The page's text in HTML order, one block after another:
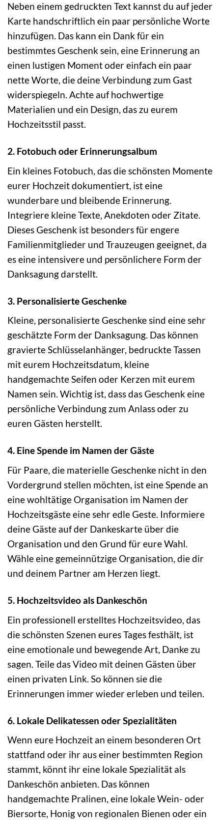
Neben einem gedruckten Text kannst du auf jeder
Karte handschriftlich ein paar persönliche Worte
hinzufügen. Das kann ein Dank für ein
bestimmtes Geschenk sein, eine Erinnerung an
einen lustigen Moment oder einfach ein paar
nette Worte, die deine Verbindung zum Gast
widerspiegeln. Achte auf hochwertige
Materialien und ein Design, das zu eurem
Hochzeitsstil passt.
2. Fotobuch oder Erinnerungsalbum
Ein kleines Fotobuch, das die schönsten Momente
eurer Hochzeit dokumentiert, ist eine
wunderbare und bleibende Erinnerung.
Integriere kleine Texte, Anekdoten oder Zitate.
Dieses Geschenk ist besonders für engere
Familienmitglieder und Trauzeugen geeignet, da
es eine intensivere und persönlichere Form der
Danksagung darstellt.
3. Personalisierte Geschenke
Kleine, personalisierte Geschenke sind eine sehr
geschätzte Form der Danksagung. Das können
gravierte Schlüsselanhänger, bedruckte Tassen
mit eurem Hochzeitsdatum, kleine
handgemachte Seifen oder Kerzen mit eurem
Namen sein. Wichtig ist, dass das Geschenk eine
persönliche Verbindung zum Anlass oder zu
euren Gästen herstellt.
4. Eine Spende im Namen der Gäste
Für Paare, die materielle Geschenke nicht in den
Vordergrund stellen möchten, ist eine Spende an
eine wohltätige Organisation im Namen der
Hochzeitsgäste eine sehr edle Geste. Informiere
deine Gäste auf der Dankeskarte über die
Organisation und den Grund für eure Wahl.
Wähle eine gemeinnützige Organisation, die dir
und deinem Partner am Herzen liegt.
5. Hochzeitsvideo als Dankeschön
Ein professionell erstelltes Hochzeitsvideo, das
die schönsten Szenen eures Tages festhält, ist
eine emotionale und bewegende Art, Danke zu
sagen. Teile das Video mit deinen Gästen über
einen privaten Link. So können sie die
Erinnerungen immer wieder erleben und teilen.
6. Lokale Delikatessen oder Spezialitäten
Wenn eure Hochzeit an einem besonderen Ort
stattfand oder ihr aus einer bestimmten Region
stammt, könnt ihr eine lokale Spezialität als
Dankeschön anbieten. Das können
handgemachte Pralinen, eine lokale Wein- oder
Biersorte, Honig von regionalen Bienen oder ein